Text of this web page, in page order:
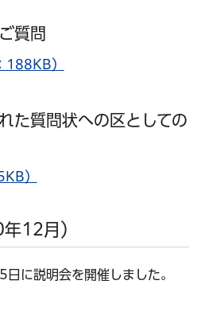
質問
188KB）
た質問状への区としての
）
12月）
に説明会を開催しました。